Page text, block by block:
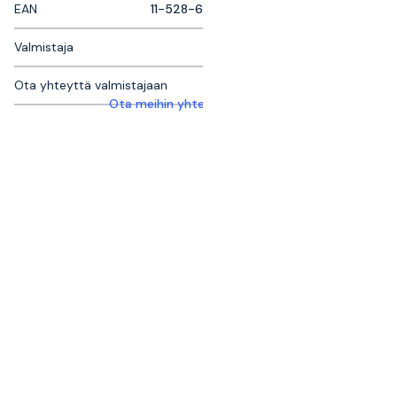
EAN 11-528-6
Valmistaja
Ota yhteyttä valmistajaan
Ota meihin yhteyttä saadaksesi lisätietoja